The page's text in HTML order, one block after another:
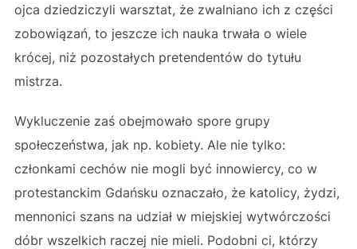
ojca dziedziczyli warsztat, że zwalniano ich z części
zobowiązań, to jeszcze ich nauka trwała o wiele
krócej, niż pozostałych pretendentów do tytułu
mistrza.
Wykluczenie zaś obejmowało spore grupy
społeczeństwa, jak np. kobiety. Ale nie tylko:
członkami cechów nie mogli być innowiercy, co w
protestanckim Gdańsku oznaczało, że katolicy, żydzi,
mennonici szans na udział w miejskiej wytwórczości
dóbr wszelkich raczej nie mieli. Podobni ci, którzy